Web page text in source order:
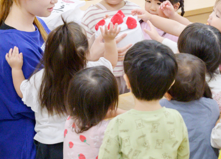
認
定
こ
ど
も
園
み
ど
り
保